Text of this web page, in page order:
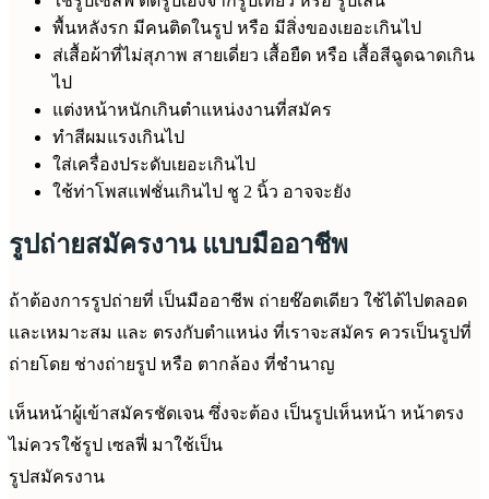
พื้นหลังรก มีคนติดในรูป หรือ มีสิ่งของเยอะเกินไป
ส่เสื้อผ้าที่ไม่สุภาพ สายเดี่ยว เสื้อยืด หรือ เสื้อสีฉูดฉาดเกิน
ไป
แต่งหน้าหนักเกินตำแหน่งงานที่สมัคร
ทำสีผมแรงเกินไป
ใส่เครื่องประดับเยอะเกินไป
ใช้ท่าโพสแฟชั่นเกินไป ชู 2 นิ้ว อาจจะยัง
รูปถ่ายสมัครงาน แบบมืออาชีพ
ถ้าต้องการรูปถ่ายที่ เป็นมืออาชีพ ถ่ายช๊อตเดียว ใช้ได้ไปตลอด
และเหมาะสม และ ตรงกับตำแหน่ง ที่เราจะสมัคร ควรเป็นรูปที่
ถ่ายโดย ช่างถ่ายรูป หรือ ตากล้อง ที่ชำนาญ
เห็นหน้าผู้เข้าสมัครชัดเจน ซึ่งจะต้อง เป็นรูปเห็นหน้า หน้าตรง
ไม่ควรใช้รูป เซลฟี่ มาใช้เป็น
รูปสมัครงาน